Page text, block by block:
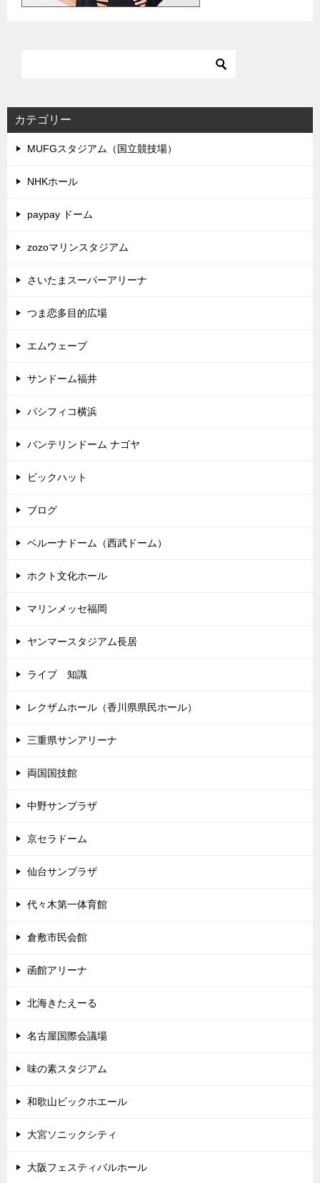
カテゴリー
MUFGスタジアム（国立競技場）
NHKホール
paypay ドーム
zozoマリンスタジアム
さいたまスーパーアリーナ
つま恋多目的広場
エムウェーブ
サンドーム福井
パシフィコ横浜
バンテリンドーム ナゴヤ
ビックハット
ブログ
ベルーナドーム（西武ドーム）
ホクト文化ホール
マリンメッセ福岡
ヤンマースタジアム長居
ライブ 知識
レクザムホール（香川県県民ホール）
三重県サンアリーナ
両国国技館
中野サンプラザ
京セラドーム
仙台サンプラザ
代々木第一体育館
倉敷市民会館
函館アリーナ
北海きたえーる
名古屋国際会議場
味の素スタジアム
和歌山ビックホエール
大宮ソニックシティ
大阪フェスティバルホール